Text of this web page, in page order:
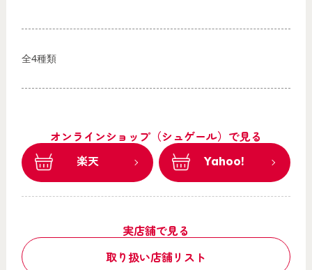
全4種類
オンラインショップ（シュゲール）で見る
楽天
Yahoo!
実店舗で見る
取り扱い店舗リスト